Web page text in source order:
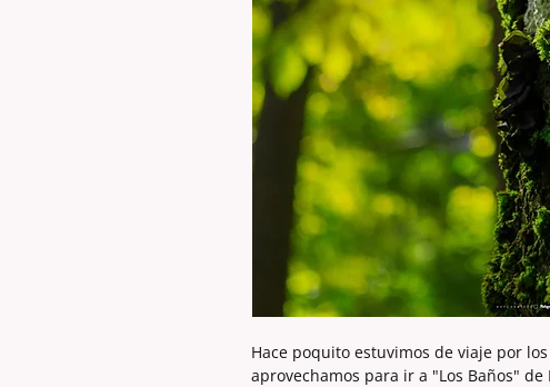
Hace poquito estuvimos de viaje por
aprovechamos para ir a "Los Baños"